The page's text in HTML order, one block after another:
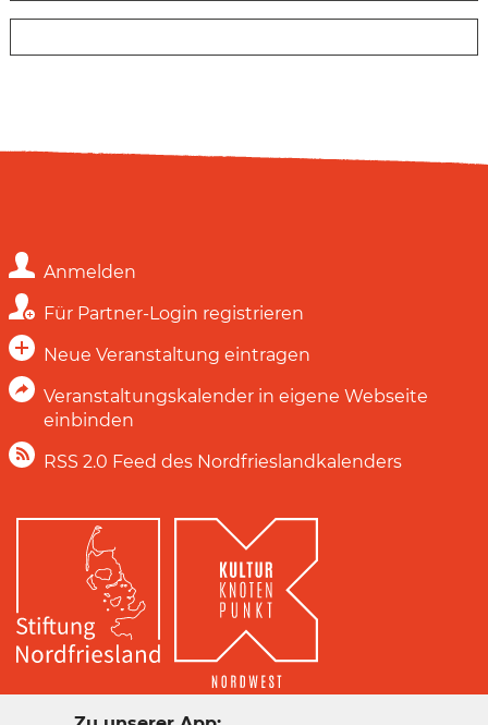
Anmelden
Für Partner-Login registrieren
Neue Veranstaltung eintragen
Veranstaltungskalender in eigene Webseite
einbinden
RSS 2.0 Feed des Nordfrieslandkalenders